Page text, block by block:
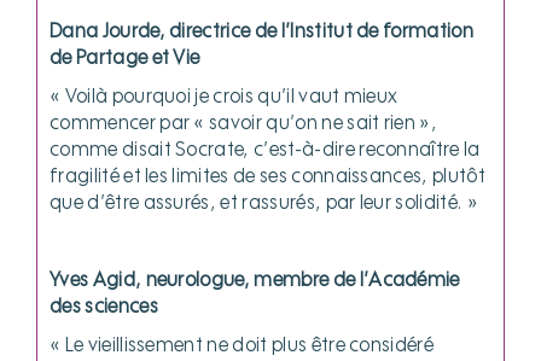
Dana Jourde, directrice de l’Institut de formation
de Partage et Vie
« Voilà pourquoi je crois qu’il vaut mieux
commencer par « savoir qu’on ne sait rien »,
comme disait Socrate, c’est-à-dire reconnaître la
fragilité et les limites de ses connaissances, plutôt
que d’être assurés, et rassurés, par leur solidité. »
Yves Agid, neurologue, membre de l’Académie
des sciences
« Le vieillissement ne doit plus être considéré